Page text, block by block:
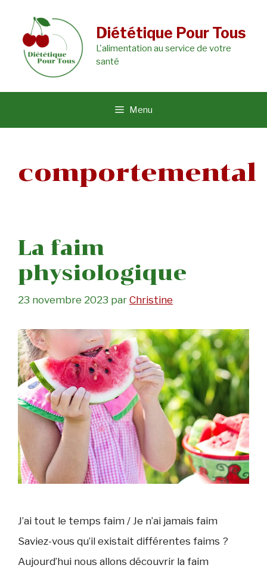
contenu
Diététique Pour Tous
L'alimentation au service de votre
santé
Menu
comportemental
La faim
physiologique
23 novembre 2023 par Christine
J’ai tout le temps faim / Je n’ai jamais faim
Saviez-vous qu’il existait différentes faims ?
Aujourd’hui nous allons découvrir la faim